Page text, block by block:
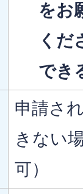
をお
くだ
でき
申請さ
きない
可）